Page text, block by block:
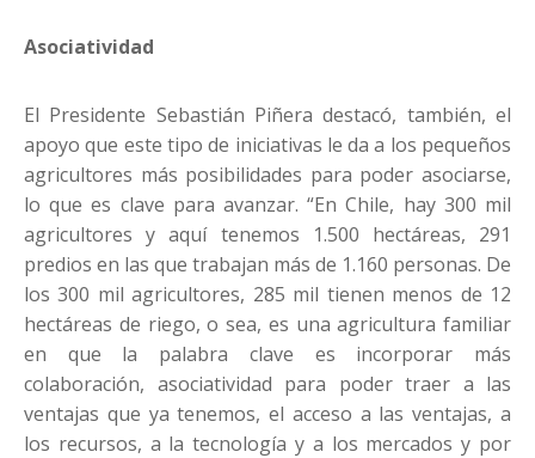
Asociatividad
El Presidente Sebastián Piñera destacó, también, el
apoyo que este tipo de iniciativas le da a los pequeños
agricultores más posibilidades para poder asociarse,
lo que es clave para avanzar. “En Chile, hay 300 mil
agricultores y aquí tenemos 1.500 hectáreas, 291
predios en las que trabajan más de 1.160 personas. De
los 300 mil agricultores, 285 mil tienen menos de 12
hectáreas de riego, o sea, es una agricultura familiar
en que la palabra clave es incorporar más
colaboración, asociatividad para poder traer a las
ventajas que ya tenemos, el acceso a las ventajas, a
los recursos, a la tecnología y a los mercados y por